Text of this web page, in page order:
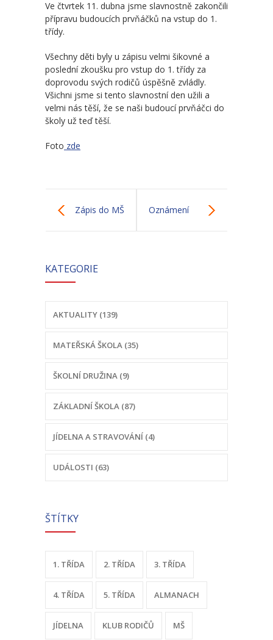
-- Zápis dětí do MŠ
-- Nadstandardní činnosti
-- Školní řád MŠ
-- Školní vzdělávací program MŠ
-- Fotogalerie MŠ
-- Vnitřní řád ŠD
Jídelna
-- Jídelníček
-- Úřední deska a dokumenty
-- Klub rodičů
-- Školní poradenské pracoviště ZŠ a MŠ
-- Dotační programy
-- GDPR
Ve čtvrtek 11. dubna jsme slavnostně zakončili
přípravu budoucích prvňáčků na vstup do 1.
třídy.
Všechny děti byly u zápisu velmi šikovné a
poslední zkoušku pro vstup do 1. třídy za
doprovodu svých rodičů úspěšně zvládly.
Všichni jsme si tento slavnostní den užili a
velmi nás těší, že se naši budoucí prvňáčci do
školy už teď těší.
Foto zde
Zápis do MŠ Oznámení
KATEGORIE
AKTUALITY (139)
MATEŘSKÁ ŠKOLA (35)
ŠKOLNÍ DRUŽINA (9)
ZÁKLADNÍ ŠKOLA (87)
JÍDELNA A STRAVOVÁNÍ (4)
UDÁLOSTI (63)
ŠTÍTKY
1. TŘÍDA 2. TŘÍDA 3. TŘÍDA
4. TŘÍDA 5. TŘÍDA ALMANACH
JÍDELNA KLUB RODIČŮ MŠ